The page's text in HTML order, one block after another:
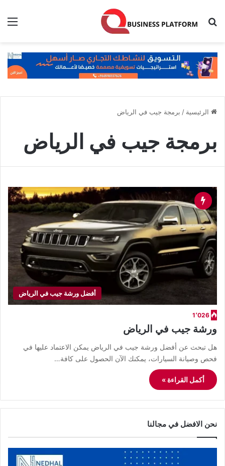
بحث عن
الرئيسية / برمجة جيب في الرياض
برمجة جيب في الرياض
أفضل ورشة جيب في الرياض
1٬026
ورشة جيب في الرياض
هل تبحث عن أفضل ورشة جيب في الرياض يمكن الاعتماد عليها في
فحص وصيانة السيارات، يمكنك الآن الحصول على كافة…
أكمل القراءة »
نحن الافضل في مجالنا